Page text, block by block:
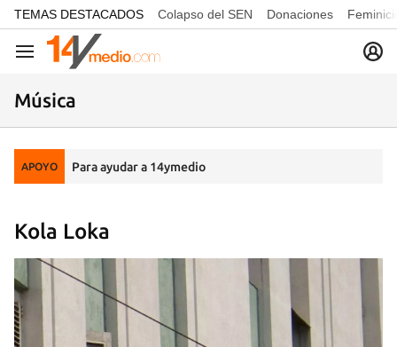
common.go-to-content
TEMAS DESTACADOS Colapso del SEN Donaciones
Navegación
Música
APOYO Para ayudar a 14ymedio
Kola Loka